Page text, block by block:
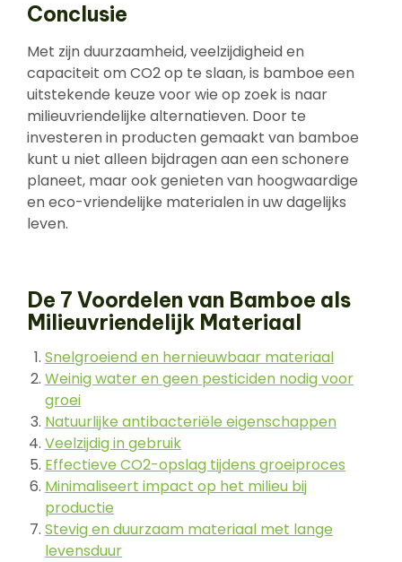
Conclusie
Met zijn duurzaamheid, veelzijdigheid en
capaciteit om CO2 op te slaan, is bamboe een
uitstekende keuze voor wie op zoek is naar
milieuvriendelijke alternatieven. Door te
investeren in producten gemaakt van bamboe
kunt u niet alleen bijdragen aan een schonere
planeet, maar ook genieten van hoogwaardige
en eco-vriendelijke materialen in uw dagelijks
leven.
De 7 Voordelen van Bamboe als
Milieuvriendelijk Materiaal
Snelgroeiend en hernieuwbaar materiaal
Weinig water en geen pesticiden nodig voor
groei
Natuurlijke antibacteriële eigenschappen
Veelzijdig in gebruik
Effectieve CO2-opslag tijdens groeiproces
Minimaliseert impact op het milieu bij
productie
Stevig en duurzaam materiaal met lange
levensduur